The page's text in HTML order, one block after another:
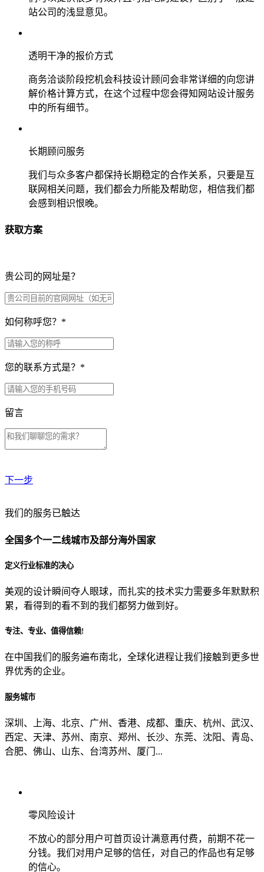
站公司的浅显意见。
透明干净的报价方式
商务洽谈阶段挖机会科技设计顾问会非常详细的向您讲
解价格计算方式，在这个过程中您会得知网站设计服务
中的所有细节。
长期顾问服务
我们与众多客户都保持长期稳定的合作关系，只要是互
联网相关问题，我们都会力所能及帮助您，相信我们都
会感到相识恨晚。
获取方案
贵公司的网址是？
如何称呼您？ *
您的联系方式是？ *
留言
下一步
贵公司预算范围是？
贵公司的团队规模是？
目前主要的营销渠道是？
我们的服务已触达
全国多个一二线城市及部分海外国家
定义行业标准的决心
美观的设计瞬间夺人眼球，而扎实的技术实力需要多年默默积
累，看得到的看不到的我们都努力做到好。
专注、专业、值得信赖!
在中国我们的服务遍布南北，全球化进程让我们接触到更多世
界优秀的企业。
服务城市
深圳、上海、北京、广州、香港、成都、重庆、杭州、武汉、
西定、天津、苏州、南京、郑州、长沙、东莞、沈阳、青岛、
合肥、佛山、山东、台湾苏州、厦门...
零风险设计
不放心的部分用户可首页设计满意再付费，前期不花一
分钱。我们对用户足够的信任，对自己的作品也有足够
的信心。